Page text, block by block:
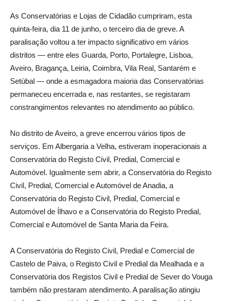
As Conservatórias e Lojas de Cidadão cumpriram, esta
quinta-feira, dia 11 de junho, o terceiro dia de greve. A
paralisação voltou a ter impacto significativo em vários
distritos — entre eles Guarda, Porto, Portalegre, Lisboa,
Aveiro, Bragança, Leiria, Coimbra, Vila Real, Santarém e
Setúbal — onde a esmagadora maioria das Conservatórias
permaneceu encerrada e, nas restantes, se registaram
constrangimentos relevantes no atendimento ao público.
No distrito de Aveiro, a greve encerrou vários tipos de
serviços. Em Albergaria a Velha, estiveram inoperacionais a
Conservatória do Registo Civil, Predial, Comercial e
Automóvel. Igualmente sem abrir, a Conservatória do Registo
Civil, Predial, Comercial e Automóvel de Anadia, a
Conservatória do Registo Civil, Predial, Comercial e
Automóvel de Ílhavo e a Conservatória do Registo Predial,
Comercial e Automóvel de Santa Maria da Feira.
A Conservatória do Registo Civil, Predial e Comercial de
Castelo de Paiva, o Registo Civil e Predial da Mealhada e a
Conservatória dos Registos Civil e Predial de Sever do Vouga
também não prestaram atendimento. A paralisação atingiu